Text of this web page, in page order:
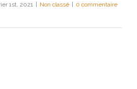
1st, 2021 | Non classé | 0 commentaire